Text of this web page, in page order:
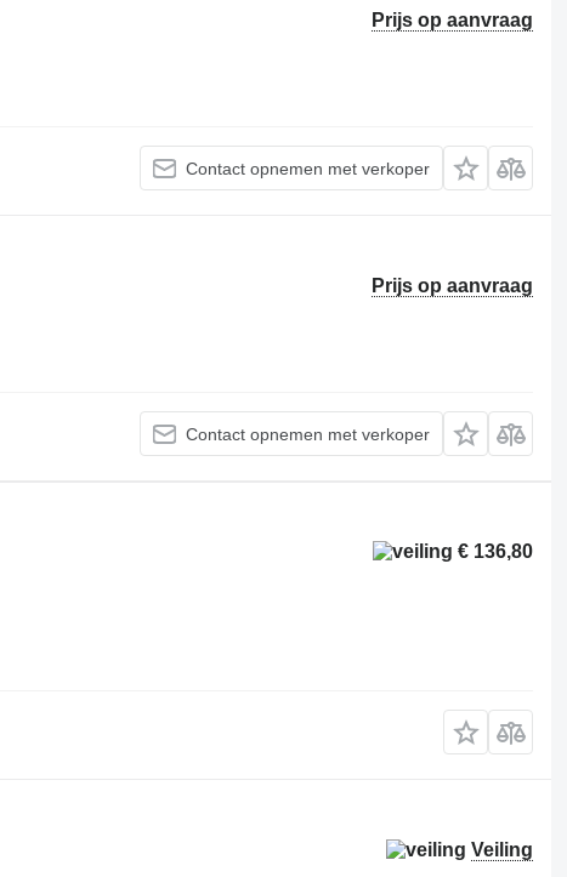
Prijs op aanvraag
Contact opnemen met verkoper
Prijs op aanvraag
Contact opnemen met verkoper
€ 136,80
Veiling